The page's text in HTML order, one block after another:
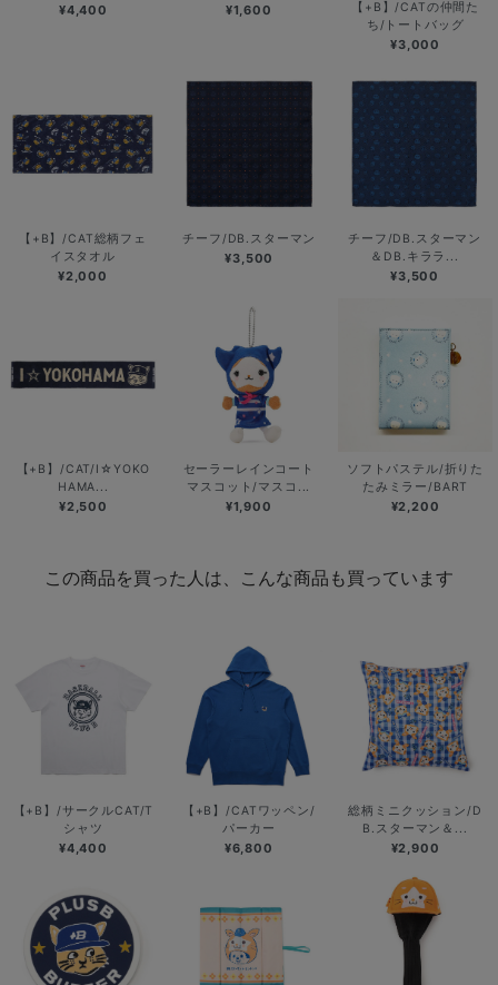
¥4,400 ¥1,600
【+B】/CATの仲間た
ち/トートバッグ
¥3,000
【+B】/CAT総柄フェ
イスタオル
¥2,000
チーフ/DB.スターマン
¥3,500
チーフ/DB.スターマン
＆DB.キララ...
¥3,500
【+B】/CAT/I☆YOKO
HAMA...
¥2,500
セーラーレインコート
マスコット/マスコ...
¥1,900
ソフトパステル/折りた
たみミラー/BART
¥2,200
この商品を買った人は、こんな商品も買っています
【+B】/サークルCAT/T
シャツ
¥4,400
【+B】/CATワッペン/
パーカー
¥6,800
総柄ミニクッション/D
B.スターマン＆...
¥2,900